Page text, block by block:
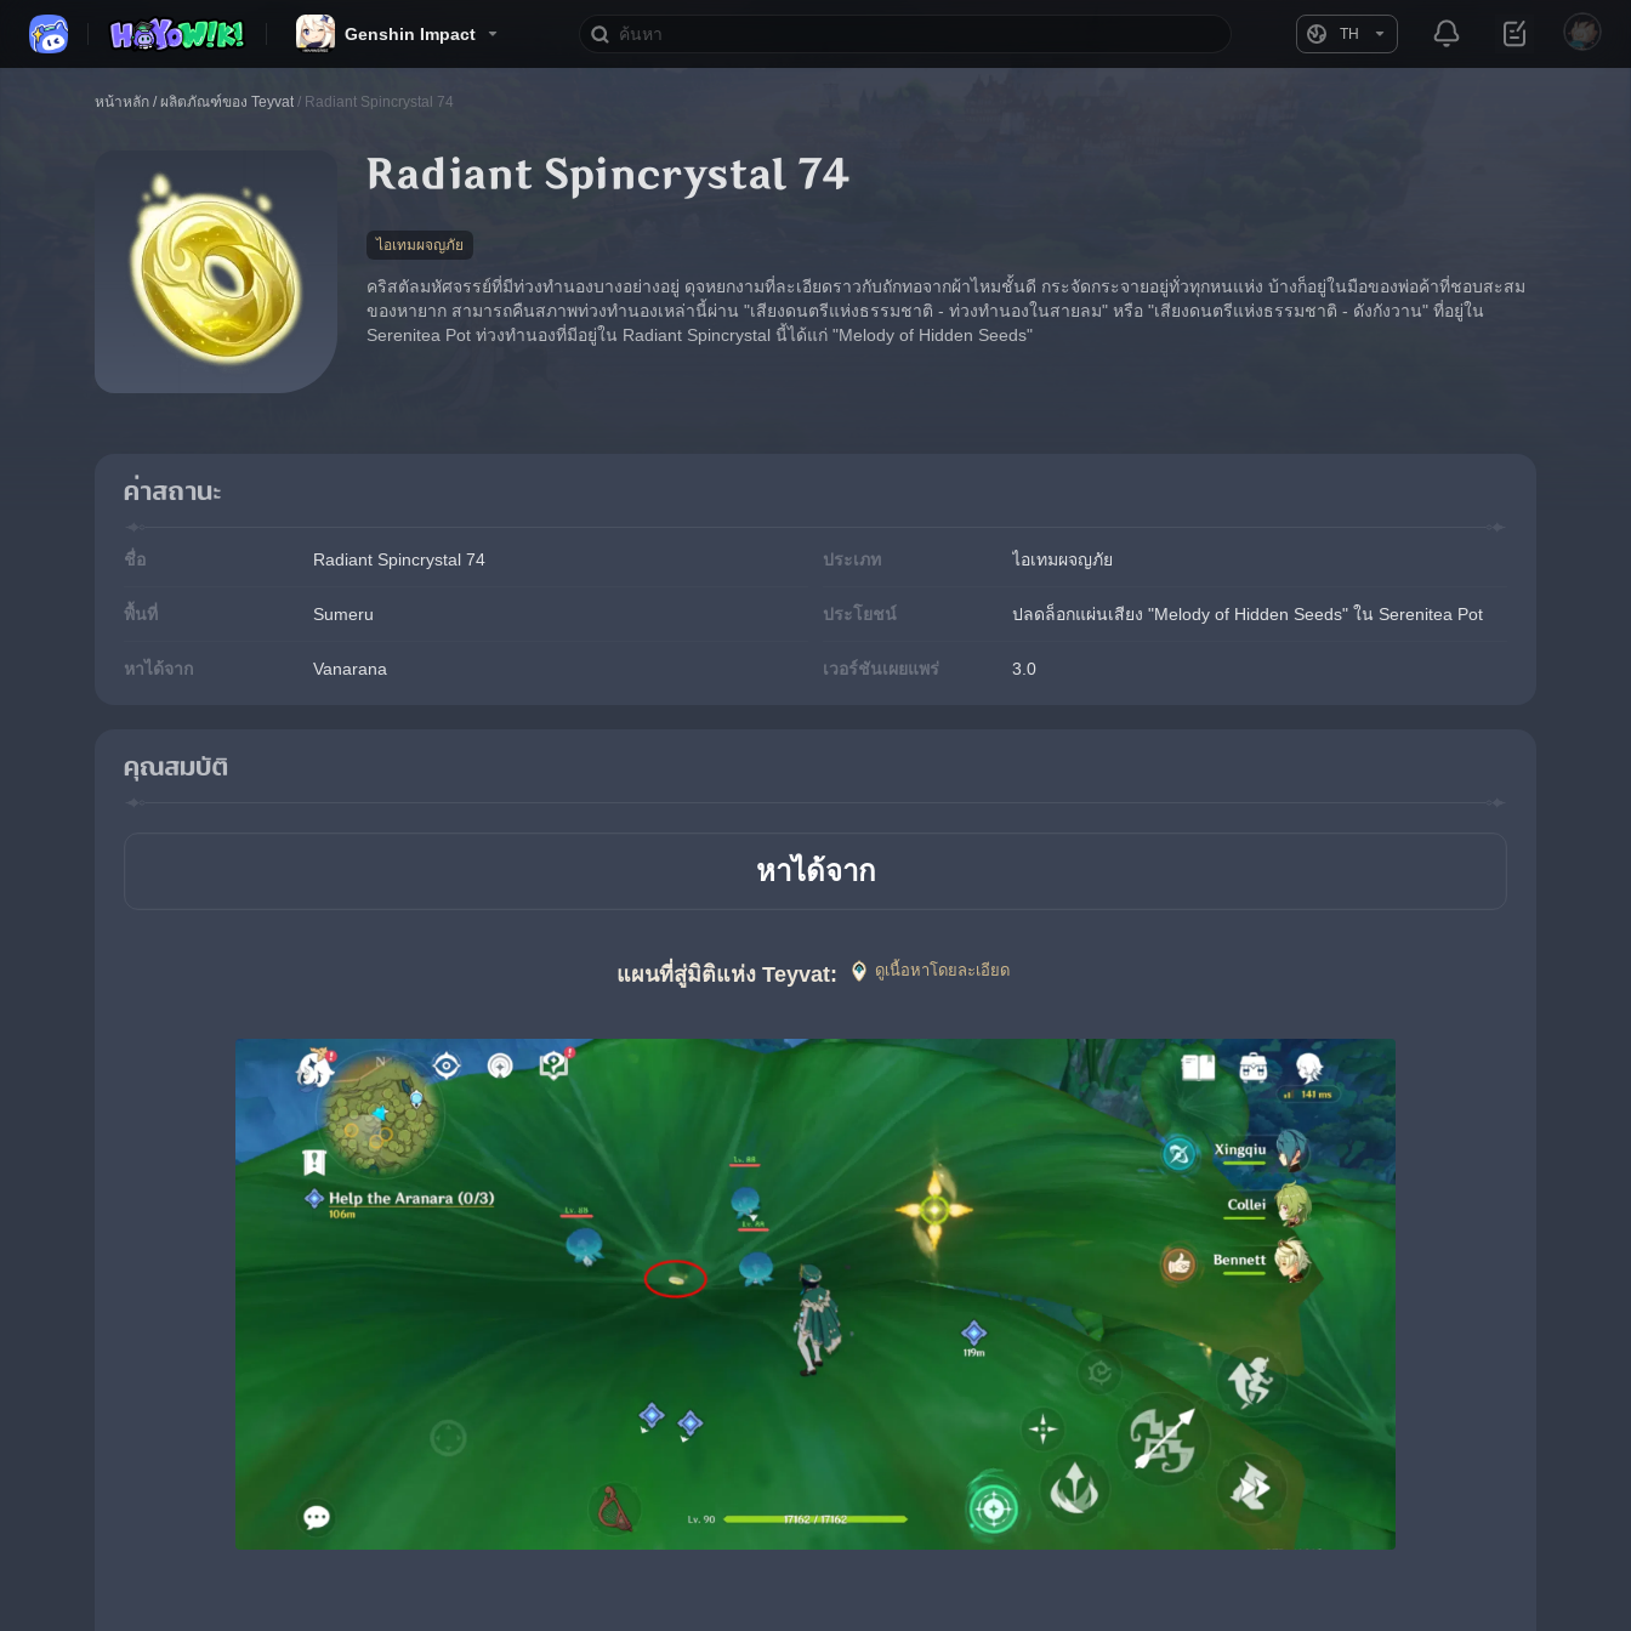
Genshin Impact TH
หน้าหลัก / ผลิตภัณฑ์ของ Teyvat / Radiant Spincrystal 74
Radiant Spincrystal 74
ไอเทมผจญภัย
คริสตัลมหัศจรรย์ที่มีท่วงทำนองบางอย่างอยู่ ดุจหยกงามที่ละเอียดราวกับถักทอจากผ้าไหมชั้นดี กระจัดกระจายอยู่ทั่วทุกหนแห่ง บ้างก็อยู่ในมือของพ่อค้าที่ชอบสะสม
ของหายาก สามารถคืนสภาพท่วงทำนองเหล่านี้ผ่าน "เสียงดนตรีแห่งธรรมชาติ - ท่วงทำนองในสายลม" หรือ "เสียงดนตรีแห่งธรรมชาติ - ดังกังวาน" ที่อยู่ใน
Serenitea Pot ท่วงทำนองที่มีอยู่ใน Radiant Spincrystal นี้ได้แก่ "Melody of Hidden Seeds"
ค่าสถานะ
ชื่อ Radiant Spincrystal 74 ประเภท ไอเทมผจญภัย
พื้นที่ Sumeru ประโยชน์ ปลดล็อกแผ่นเสียง "Melody of Hidden Seeds" ใน Serenitea Pot
หาได้จาก Vanarana เวอร์ชันเผยแพร่ 3.0
คุณสมบัติ
หาได้จาก
แผนที่สู่มิติแห่ง Teyvat: ดูเนื้อหาโดยละเอียด